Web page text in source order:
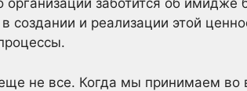
организации заботится об
создании и реализации этой
не все. Когда мы принимаем во